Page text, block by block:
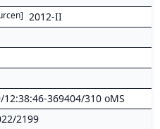
] 2012-II
12:38:46-369404/310 oMS
2199